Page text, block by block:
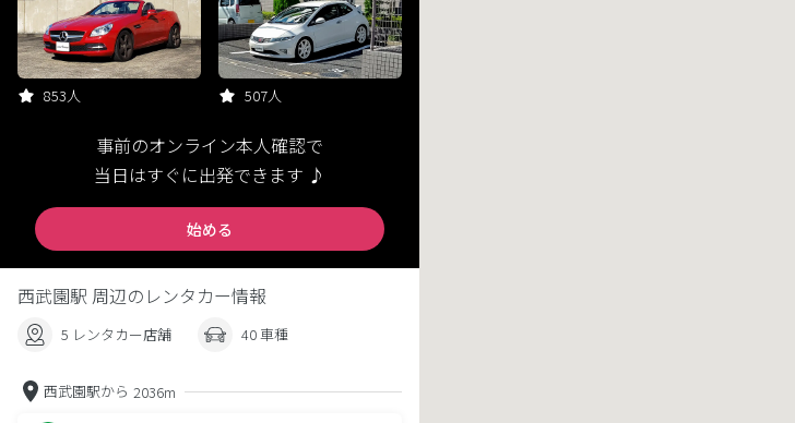
853人 507人
事前のオンライン本人確認で
当日はすぐに出発できます ♪
始める
西武園駅 周辺のレンタカー情報
5 レンタカー店舗 40 車種
西武園駅から 2036m